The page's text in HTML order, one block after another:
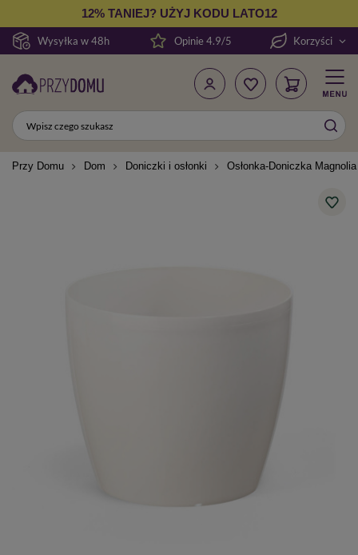
Wysyłka w 48h
12% TANIEJ? UŻYJ KODU LATO12
Opinie 4.9/5 Korzyści
Przy Domu Dom Doniczki i osłonki Osłonka-Doniczka